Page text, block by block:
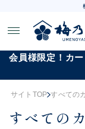
会員様限定！カ
サイトTOP すべての
すべての